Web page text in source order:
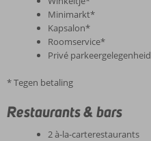
Minimarkt*
Kapsalon*
Roomservice*
Privé parkeergelegenheid
* Tegen betaling
Restaurants & bars
2 à-la-carterestaurants